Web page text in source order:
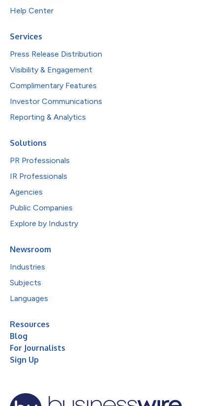
Help Center
Services
Press Release Distribution
Visibility & Engagement
Complimentary Features
Investor Communications
Reporting & Analytics
Solutions
PR Professionals
IR Professionals
Agencies
Public Companies
Explore by Industry
Newsroom
Industries
Subjects
Languages
Resources
Blog
For Journalists
Sign Up